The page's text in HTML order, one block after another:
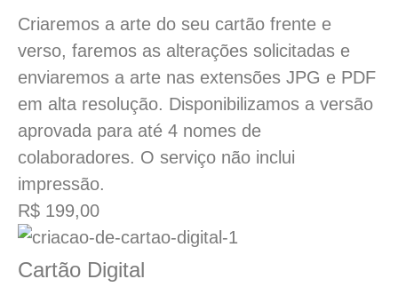
Criaremos a arte do seu cartão frente e
verso, faremos as alterações solicitadas e
enviaremos a arte nas extensões JPG e PDF
em alta resolução. Disponibilizamos a versão
aprovada para até 4 nomes de
colaboradores. O serviço não inclui
impressão.
R$ 199,00
Cartão Digital